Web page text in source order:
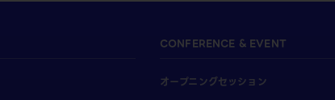
CONFERENCE & EVENT
オープニングセッション